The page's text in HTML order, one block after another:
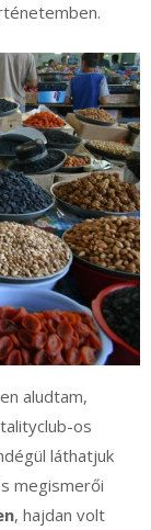
aludtam,
os
láthatjuk
megismerői
, hajdan volt